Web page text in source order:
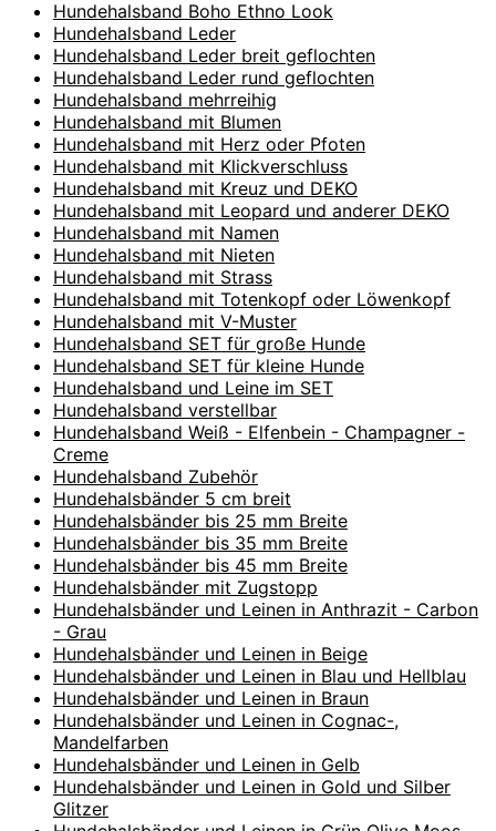
Hundehalsband Boho Ethno Look
Hundehalsband Leder
Hundehalsband Leder breit geflochten
Hundehalsband Leder rund geflochten
Hundehalsband mehrreihig
Hundehalsband mit Blumen
Hundehalsband mit Herz oder Pfoten
Hundehalsband mit Klickverschluss
Hundehalsband mit Kreuz und DEKO
Hundehalsband mit Leopard und anderer DEKO
Hundehalsband mit Namen
Hundehalsband mit Nieten
Hundehalsband mit Strass
Hundehalsband mit Totenkopf oder Löwenkopf
Hundehalsband mit V-Muster
Hundehalsband SET für große Hunde
Hundehalsband SET für kleine Hunde
Hundehalsband und Leine im SET
Hundehalsband verstellbar
Hundehalsband Weiß - Elfenbein - Champagner -
Creme
Hundehalsband Zubehör
Hundehalsbänder 5 cm breit
Hundehalsbänder bis 25 mm Breite
Hundehalsbänder bis 35 mm Breite
Hundehalsbänder bis 45 mm Breite
Hundehalsbänder mit Zugstopp
Hundehalsbänder und Leinen in Anthrazit - Carbon
- Grau
Hundehalsbänder und Leinen in Beige
Hundehalsbänder und Leinen in Blau und Hellblau
Hundehalsbänder und Leinen in Braun
Hundehalsbänder und Leinen in Cognac-,
Mandelfarben
Hundehalsbänder und Leinen in Gelb
Hundehalsbänder und Leinen in Gold und Silber
Glitzer